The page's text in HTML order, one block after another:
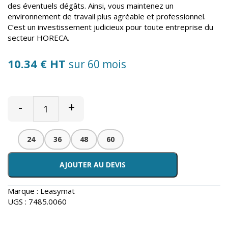
des éventuels dégâts. Ainsi, vous maintenez un
environnement de travail plus agréable et professionnel.
C’est un investissement judicieux pour toute entreprise du
secteur HORECA.
10.34 € HT sur 60 mois
- +
24 36 48 60
AJOUTER AU DEVIS
Marque : Leasymat
UGS : 7485.0060